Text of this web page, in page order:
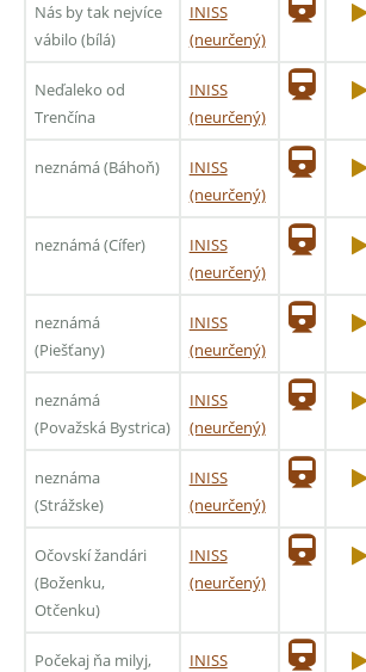
Nás by tak nejvíce
vábilo (bílá)
INISS
(neurčený)
Neďaleko od
Trenčína
INISS
(neurčený)
neznámá (Báhoň)
INISS
(neurčený)
neznámá (Cífer)
INISS
(neurčený)
neznámá
(Piešťany)
INISS
(neurčený)
neznámá
(Považská Bystrica)
INISS
(neurčený)
neznáma
(Strážske)
INISS
(neurčený)
Očovskí žandári
(Boženku,
Otčenku)
INISS
(neurčený)
Počekaj ňa milyj,
INISS